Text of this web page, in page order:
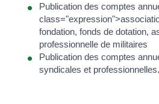
Publication des comptes
fondation, fonds de dotation,
professionnelle de militaires
Publication des comptes
syndicales et professionnelles.